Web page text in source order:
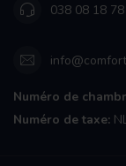
038 08 18 78
Numéro de
Numéro de taxe: